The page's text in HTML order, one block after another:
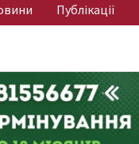
Публікації